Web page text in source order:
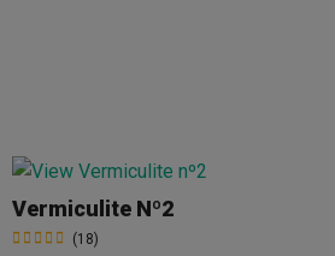
Vermiculite Nº2
(18)